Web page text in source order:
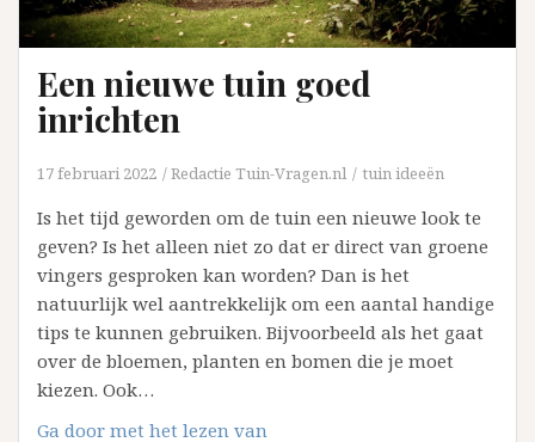
Een nieuwe tuin goed
inrichten
17 februari 2022 Redactie Tuin-Vragen.nl tuin ideeën
Is het tijd geworden om de tuin een nieuwe look te
geven? Is het alleen niet zo dat er direct van groene
vingers gesproken kan worden? Dan is het
natuurlijk wel aantrekkelijk om een aantal handige
tips te kunnen gebruiken. Bijvoorbeeld als het gaat
over de bloemen, planten en bomen die je moet
kiezen. Ook…
Ga door met het lezen van